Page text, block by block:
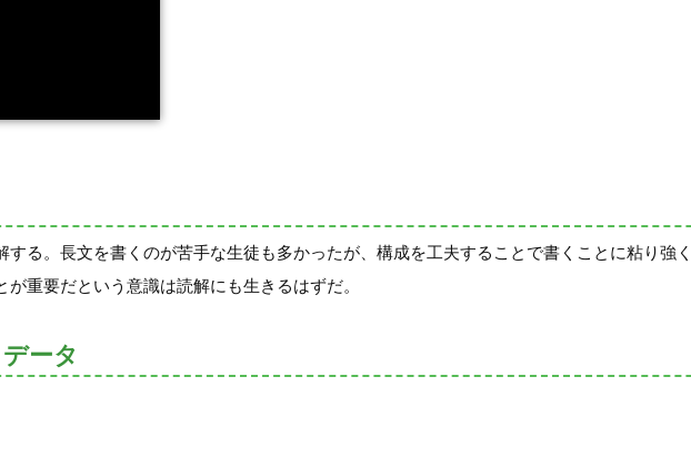
る。長文を書くのが苦手な生徒も多かったが、構成を工夫することで書くことに粘り強
重要だという意識は読解にも生きるはずだ。
ータ